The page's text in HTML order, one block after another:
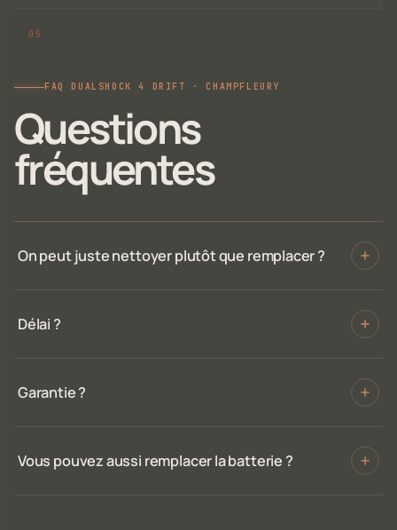
FAQ DUALSHOCK 4 DRIFT · CHAMPFLEURY
Questions
fréquentes
On peut juste nettoyer plutôt que remplacer ?
Délai ?
Garantie ?
Vous pouvez aussi remplacer la batterie ?